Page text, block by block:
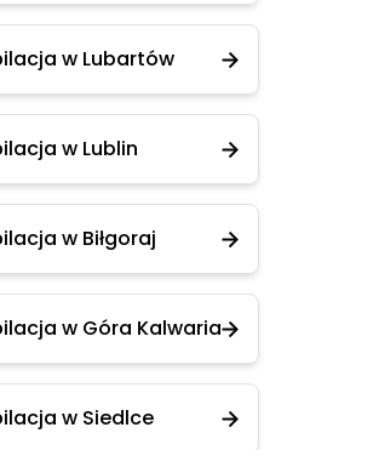
w Lubartów
w Lublin
w Biłgoraj
w Góra Kalwaria
w Siedlce